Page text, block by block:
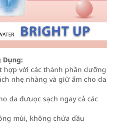
Dụng:
hợp với các thành phần dưỡng
nhẹ nhàng và giữ ẩm cho da
da đưuọc sạch ngay cả các
mùi, không chứa dầu